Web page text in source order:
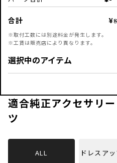
合計
※取付工数には別途料金が発生します。
※工賃は販売店により異なります。
選択中のアイテム
適合純正アクセサリ
ツ
ALL ドレスア